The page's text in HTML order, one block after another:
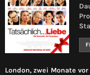
London, zwei Monate